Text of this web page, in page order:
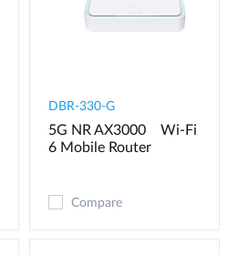
DBR-330-G
5G NR AX3000 Wi-Fi
6 Mobile Router
Compare